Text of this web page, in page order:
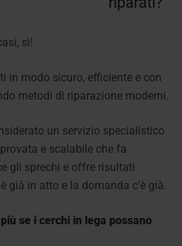
sì!
in modo sicuro, efficiente e con
metodi di riparazione moderni.
un servizio specialistico
e scalabile che fa
gli sprechi e offre risultati
già in atto e la domanda c'è già.
se i cerchi in lega possano